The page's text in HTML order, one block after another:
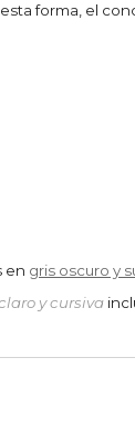
forma, el
en gris oscuro y
y cursiva